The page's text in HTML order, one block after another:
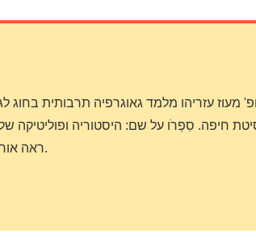
מעוז עזריהו מלמד גאוגרפיה תרבותית בחוג
חיפה. סִפְרֹו על שם: היסטוריה ופוליטיקה
ראה אור בהוצאת כרמל ב-2012.